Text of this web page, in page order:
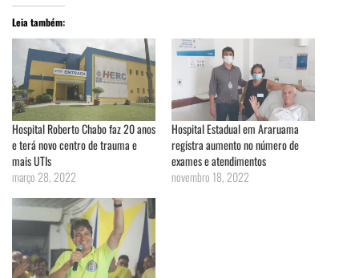
Leia também:
Hospital Roberto Chabo faz 20 anos
e terá novo centro de trauma e
mais UTIs
março 28, 2022
Hospital Estadual em Araruama
registra aumento no número de
exames e atendimentos
novembro 18, 2022